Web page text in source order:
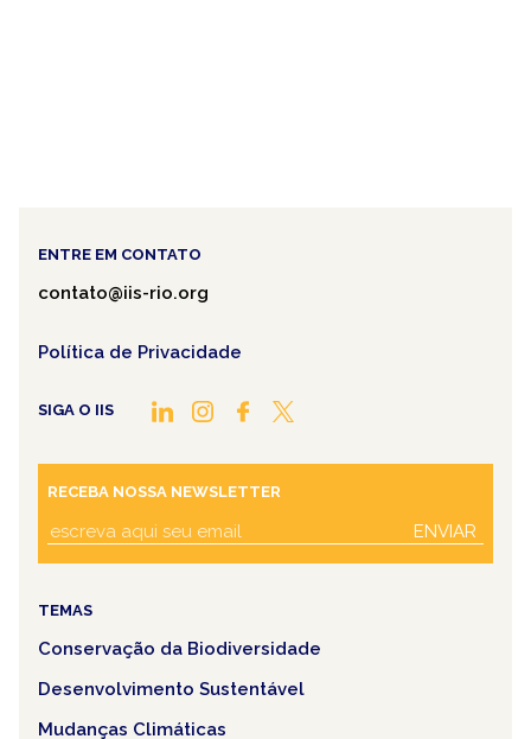
ENTRE EM CONTATO
contato@iis-rio.org
Política de Privacidade
SIGA O IIS
RECEBA NOSSA NEWSLETTER
ENVIAR
TEMAS
Conservação da Biodiversidade
Desenvolvimento Sustentável
Mudanças Climáticas